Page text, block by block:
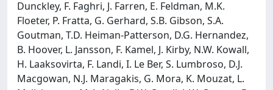
Dunckley, F. Faghri, J. Farren, E. Feldman, M.K.
Floeter, P. Fratta, G. Gerhard, S.B. Gibson, S.A.
Goutman, T.D. Heiman-Patterson, D.G. Hernandez,
B. Hoover, L. Jansson, F. Kamel, J. Kirby, N.W. Kowall,
H. Laaksovirta, F. Landi, I. Le Ber, S. Lumbroso, D.J.
Macgowan, N.J. Maragakis, G. Mora, K. Mouzat, L.